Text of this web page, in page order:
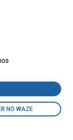
NO WAZE